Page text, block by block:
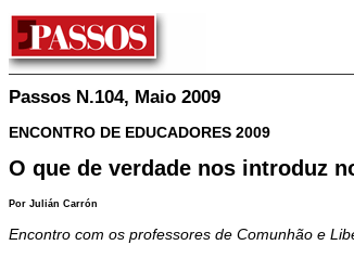
Passos N.104, Maio 2009
ENCONTRO DE EDUCADORES 2009
O que de verdade nos introduz
Por Julián Carrón
Encontro com os professores de Comunhão e